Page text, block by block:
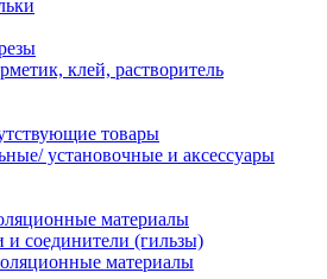
клей, растворитель
товары
установочные и аксессуары
материалы
соединители (гильзы)
материалы